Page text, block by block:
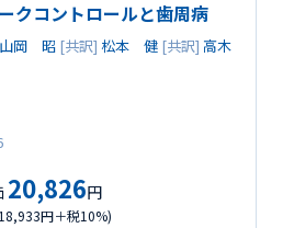
クコントロールと歯周病
山岡 昭 [共訳] 松本 健 [共訳] 高木
20,826円
円＋税10%)